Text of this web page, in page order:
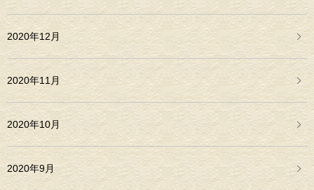
2020年12月
2020年11月
2020年10月
2020年9月